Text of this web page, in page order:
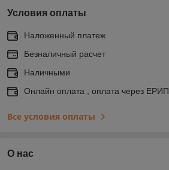
Условия оплаты
Наложенный платеж
Безналичный расчет
Наличными
Онлайн оплата , оплата через ЕРИП
Все условия оплаты
О нас